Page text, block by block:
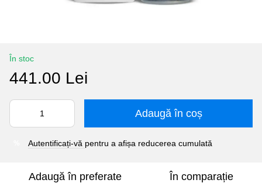
În stoc
441.00 Lei
Adaugă în coș
Autentificați-vă pentru a afișa reducerea cumulată
Adaugă în preferate În comparație